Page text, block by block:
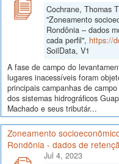
Cochrane, Thomas
"Zoneamento
Rondônia – dados
cada perfil", https://
SoilData, V1
A fase de campo do
lugares inacessíveis foram
principais campanhas de
dos sistemas hidrográficos
Machado e seus tributár...
Zoneamento
Rondônia - dados de
Jul 4, 2023